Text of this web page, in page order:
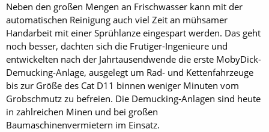
Neben den großen Mengen an Frischwasser kann mit der
automatischen Reinigung auch viel Zeit an mühsamer
Handarbeit mit einer Sprühlanze eingespart werden. Das geht
noch besser, dachten sich die Frutiger-Ingenieure und
entwickelten nach der Jahrtausendwende die erste MobyDick-
Demucking-Anlage, ausgelegt um Rad- und Kettenfahrzeuge
bis zur Größe des Cat D11 binnen weniger Minuten vom
Grobschmutz zu befreien. Die Demucking-Anlagen sind heute
in zahlreichen Minen und bei großen
Baumaschinenvermietern im Einsatz.